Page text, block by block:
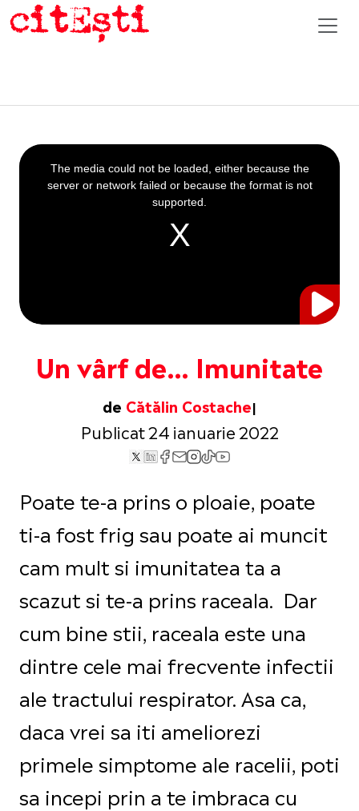
Un vârf de… Imunitate
de Cătălin Costache
Publicat 24 ianuarie 2022
This
is
a
The media could not be loaded, either because the
server or network failed or because the format is not
supported.
Poate te-a prins o ploaie, poate
ti-a fost frig sau poate ai muncit
cam mult si imunitatea ta a
scazut si te-a prins raceala. Dar
cum bine stii, raceala este una
dintre cele mai frecvente infectii
ale tractului respirator. Asa ca,
daca vrei sa iti ameliorezi
primele simptome ale racelii, poti
sa incepi prin a te imbraca cu